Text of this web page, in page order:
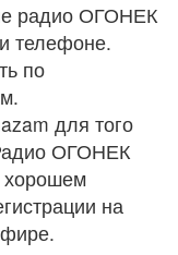
радио ОГОНЕК
телефоне.
по
для того
ОГОНЕК
хорошем
на